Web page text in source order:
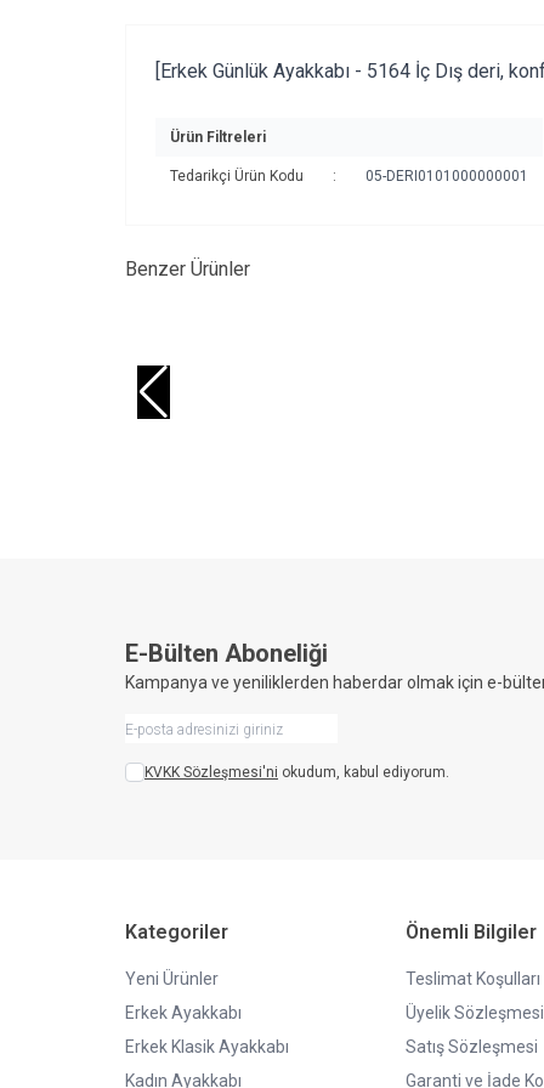
[Erkek Günlük Ayakkabı - 5164 İç Dış deri,
Ürün Filtreleri
Tedarikçi Ürün Kodu : 05-DERI0101000000001
Benzer Ürünler
AYAKKABI
1.349,90
E-Bülten Aboneliği
Kampanya ve yeniliklerden haberdar olmak için e-
KVKK Sözleşmesi'ni okudum, kabul ediyorum.
Kategoriler
Yeni Ürünler
Erkek Ayakkabı
Erkek Klasik Ayakkabı
Kadın Ayakkabı
Önemli Bilgiler
Teslimat Koşulları
Üyelik Sözleşmesi
Satış Sözleşmesi
Garanti ve İade